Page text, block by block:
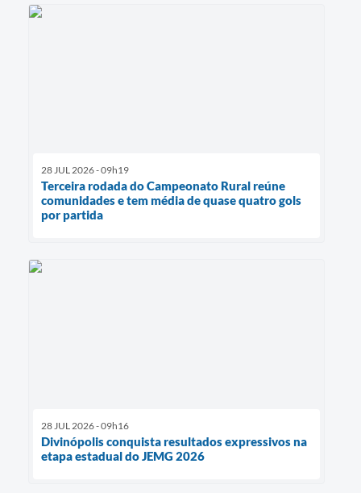
28 JUL 2026 - 09h19
Terceira rodada do Campeonato Rural reúne
comunidades e tem média de quase quatro gols
por partida
28 JUL 2026 - 09h16
Divinópolis conquista resultados expressivos na
etapa estadual do JEMG 2026